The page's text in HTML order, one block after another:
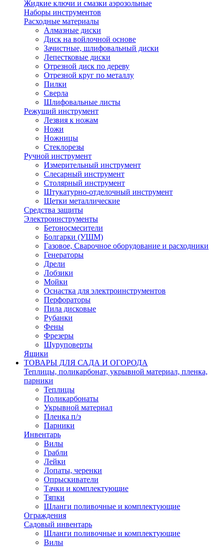
Жидкие ключи и смазки аэрозольные
Наборы инструментов
Расходные материалы
Алмазные диски
Диск на войлочной основе
Зачистные, шлифовальный диски
Лепестковые диски
Отрезной диск по дереву
Отрезной круг по металлу
Пилки
Сверла
Шлифовальные листы
Режущий инструмент
Лезвия к ножам
Ножи
Ножницы
Стеклорезы
Ручной инструмент
Измерительный инструмент
Слесарный инструмент
Столярный инструмент
Штукатурно-отделочный инструмент
Щетки металлические
Средства защиты
Электроинструменты
Бетоносмесители
Болгарки (УШМ)
Газовое, Сварочное оборудование и расходники
Генераторы
Дрели
Лобзики
Мойки
Оснастка для электроинструментов
Перфораторы
Пила дисковые
Рубанки
Фены
Фрезеры
Шуруповерты
Ящики
ТОВАРЫ ДЛЯ САДА И ОГОРОДА
Теплицы, поликарбонат, укрывной материал, пленка,
парники
Теплицы
Поликарбонаты
Укрывной материал
Пленка п/э
Парники
Инвентарь
Вилы
Грабли
Лейки
Лопаты, черенки
Опрыскиватели
Тачки и комплектующие
Тяпки
Шланги поливочные и комплектующие
Ограждения
Садовый инвентарь
Шланги поливочные и комплектующие
Вилы